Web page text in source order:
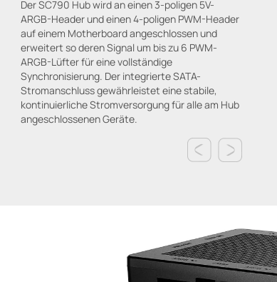
Der SC790 Hub wird an einen 3-poligen 5V-
ARGB-Header und einen 4-poligen PWM-Header
auf einem Motherboard angeschlossen und
erweitert so deren Signal um bis zu 6 PWM-
ARGB-Lüfter für eine vollständige
Synchronisierung. Der integrierte SATA-
Stromanschluss gewährleistet eine stabile,
kontinuierliche Stromversorgung für alle am Hub
angeschlossenen Geräte.